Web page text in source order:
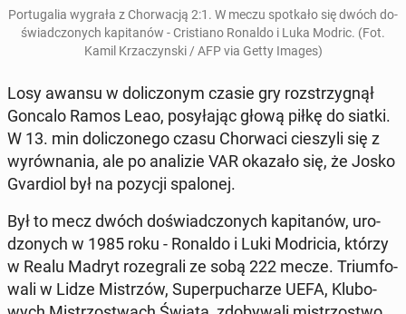
Por­tu­ga­lia wygrała z Chor­wa­cją 2:1. W meczu spo­tka­ło się dwóch do­
świad­czo­nych ka­pi­ta­nów - Cri­stia­no Ronaldo i Luka Modric. (Fot.
Kamil Krza­czyn­ski / AFP via Getty Images)
Losy awansu w do­li­czo­nym czasie gry roz­strzy­gnął
Goncalo Ramos Leao, po­sy­ła­jąc głową piłkę do siatki.
W 13. min do­li­czo­ne­go czasu Chor­wa­ci cie­szy­li się z
wy­rów­na­nia, ale po ana­li­zie VAR okazało się, że Josko
Gvar­diol był na pozycji spa­lo­nej.
Był to mecz dwóch do­świad­czo­nych ka­pi­ta­nów, uro­
dzo­nych w 1985 roku - Ronaldo i Luki Mo­dri­cia, którzy
w Realu Madryt ro­ze­gra­li ze sobą 222 mecze. Trium­fo­
wa­li w Lidze Mi­strzów, Su­per­pu­cha­rze UEFA, Klu­bo­